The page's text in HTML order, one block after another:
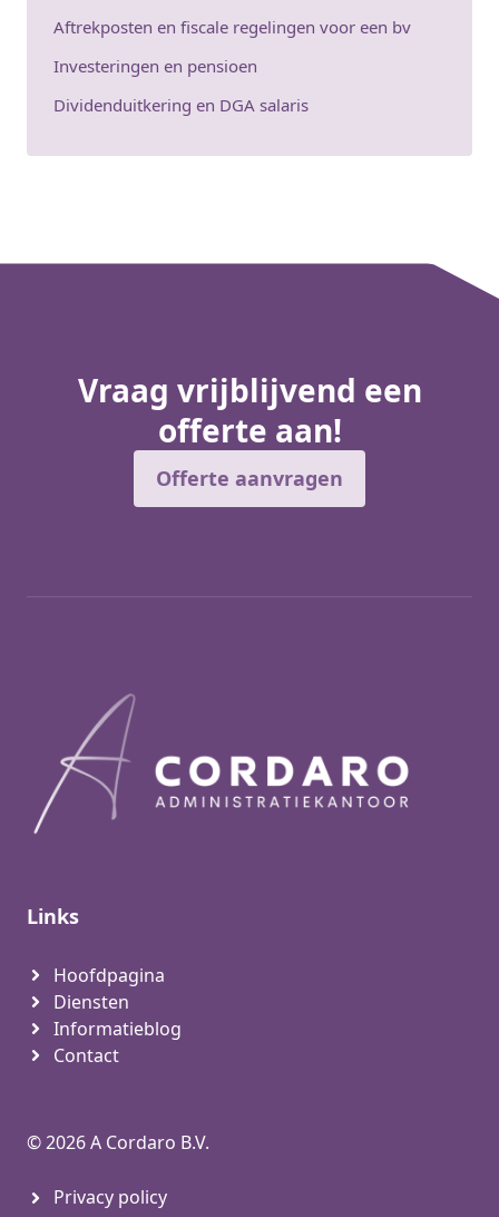
Aftrekposten en fiscale regelingen voor een bv
Investeringen en pensioen
Dividenduitkering en DGA salaris
Vraag vrijblijvend een
offerte aan!
Offerte aanvragen
Links
Hoofdpagina
Diensten
Informatieblog
Contact
© 2026 A Cordaro B.V.
Privacy policy